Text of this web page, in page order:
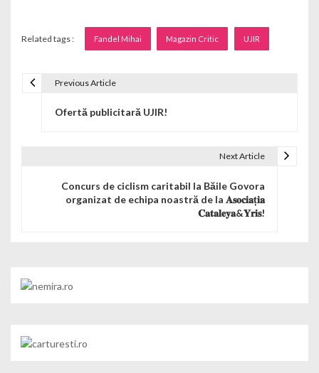
Related tags : Fandel Mihai Magazin Critic UJIR
Previous Article
Ofertă publicitară UJIR!
Next Article
Concurs de ciclism caritabil la Băile Govora
organizat de echipa noastră de la 𝐀𝐬𝐨𝐜𝐢𝐚ț𝐢𝐚
𝐂𝐚𝐭𝐚𝐥𝐞𝐲𝐚&𝐘𝐫𝐢𝐬!